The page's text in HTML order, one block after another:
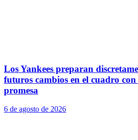
Los Yankees preparan
futuros cambios en el cuadro con
promesa
6 de agosto de 2026